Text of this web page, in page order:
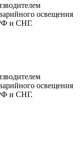
освещения
и СНГ.
освещения
и СНГ.